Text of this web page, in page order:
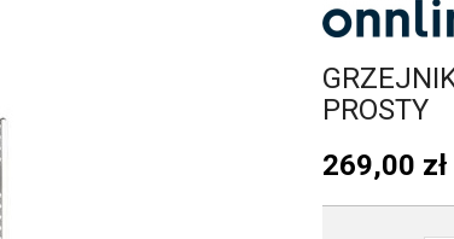
PROSTY
269,00 zł